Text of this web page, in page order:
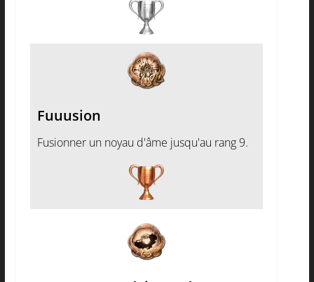
Fuuusion
Fusionner un noyau d'âme jusqu'au rang 9.